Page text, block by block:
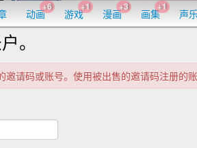
动画
+6
游戏
+1
漫画
+3
画集
+1
声
。
邀请码或账号。使用被出售的邀请码注册的